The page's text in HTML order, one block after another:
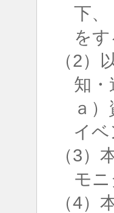
下
を
（2
知・
ａ
イ
（3
モ
（4